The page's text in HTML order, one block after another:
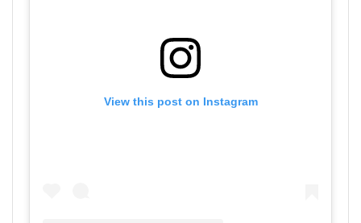
View this post on Instagram